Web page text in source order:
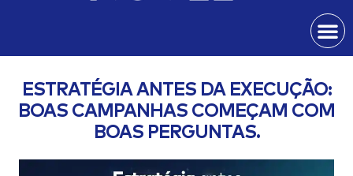
ESTRATÉGIA ANTES DA EXECUÇÃO:
BOAS CAMPANHAS COMEÇAM COM
BOAS PERGUNTAS.